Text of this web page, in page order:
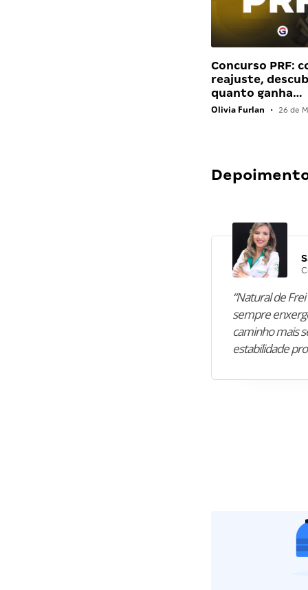
Concurso PRF:
reajuste,
quanto ganha…
Olivia Furlan • 26 de
“Natural de Frei
sempre
caminho mais
estabilidade